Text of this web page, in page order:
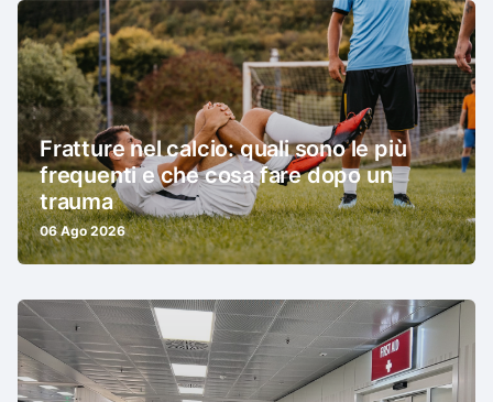
Fratture nel calcio: quali sono le più
frequenti e che cosa fare dopo un
trauma
06 Ago 2026